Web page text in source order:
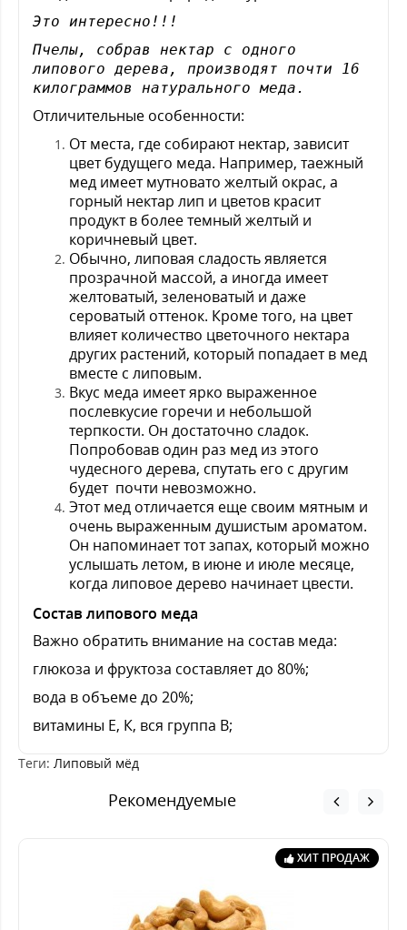
Это интересно!!!
Пчелы, собрав нектар с одного
липового дерева, производят почти 16
килограммов натурального меда.
Отличительные особенности:
От места, где собирают нектар, зависит
цвет будущего меда. Например, таежный
мед имеет мутновато желтый окрас, а
горный нектар лип и цветов красит
продукт в более темный желтый и
коричневый цвет.
Обычно, липовая сладость является
прозрачной массой, а иногда имеет
желтоватый, зеленоватый и даже
сероватый оттенок. Кроме того, на цвет
влияет количество цветочного нектара
других растений, который попадает в мед
вместе с липовым.
Вкус меда имеет ярко выраженное
послевкусие горечи и небольшой
терпкости. Он достаточно сладок.
Попробовав один раз мед из этого
чудесного дерева, спутать его с другим
будет почти невозможно.
Этот мед отличается еще своим мятным и
очень выраженным душистым ароматом.
Он напоминает тот запах, который можно
услышать летом, в июне и июле месяце,
когда липовое дерево начинает цвести.
Состав липового меда
Важно обратить внимание на состав меда:
глюкоза и фруктоза составляет до 80%;
вода в объеме до 20%;
витамины Е, К, вся группа В;
Теги: Липовый мёд
Рекомендуемые
ХИТ ПРОДАЖ